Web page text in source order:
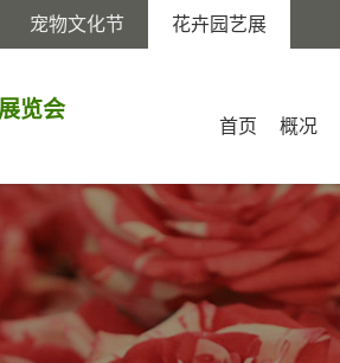
宠物文化节 花卉园艺展
览会
首页 概况